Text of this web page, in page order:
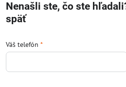
Nenašli ste, čo ste
späť
Váš telefón *